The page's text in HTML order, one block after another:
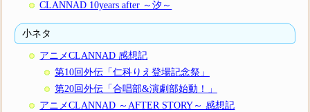
CLANNAD 10years after ～汐～
小ネタ
アニメCLANNAD 感想記
第10回外伝「仁科りえ登場記念祭」
第20回外伝「合唱部&演劇部始動！」
アニメCLANNAD ～AFTER STORY～ 感想記